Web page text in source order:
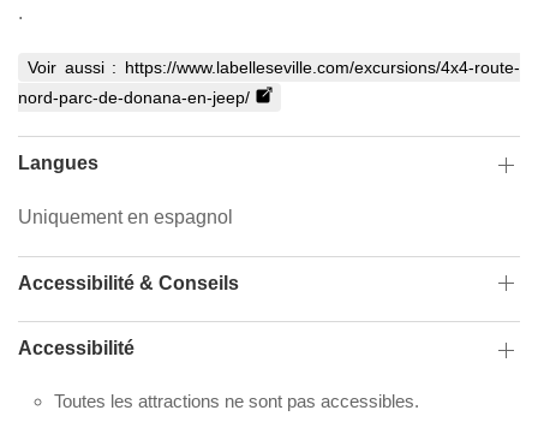
.
Voir aussi : https://www.labelleseville.com/excursions/4x4-route-
nord-parc-de-donana-en-jeep/
Langues
Uniquement en espagnol
Accessibilité & Conseils
Accessibilité
Toutes les attractions ne sont pas accessibles.